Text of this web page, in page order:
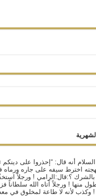
أنه قال: “إحذروا على دينكم
اخترط سيفه على جاره ورماه
بالشرك ؟:قال:الرامي ! ورجلاً
منها ! ورجلاً آتاه الله سلطاناً
! وكذب لأنه لا طاعة لمخلوق في